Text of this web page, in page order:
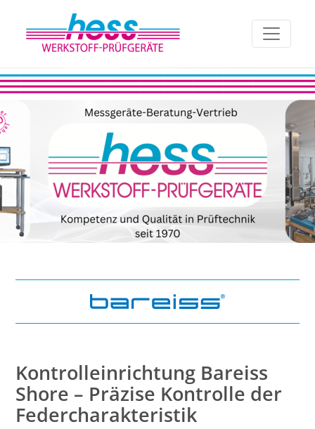
Kontrolleinrichtung Bareiss
Shore – Präzise Kontrolle der
Federcharakteristik